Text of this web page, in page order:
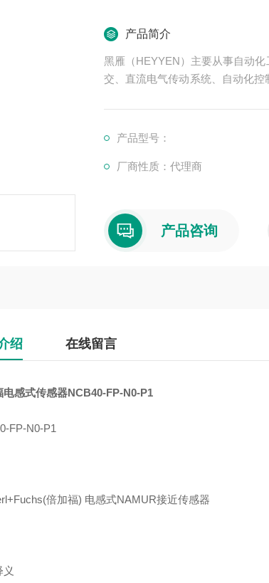
产品简介
黑雁（HEYYEN）主要从事自动
交、直流电气传动系统、自动化
倍加福电感式传感器NCB40-FP-N0-
产品型号：
厂商性质：代理商
产品咨询
绍 在线留言
电感式传感器NCB40-FP-N0-P1
倍加福) 电感式NAMUR接近传感器